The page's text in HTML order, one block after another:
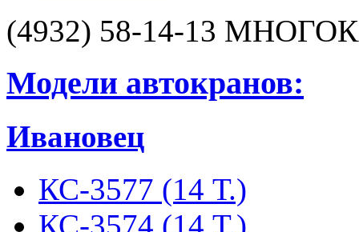
(4932) 58-14-13
Модели автокранов:
Ивановец
КС-3577 (14 Т.)